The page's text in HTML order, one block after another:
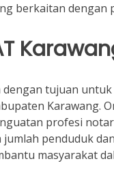
berkaitan
tujuan
Karawang.
profesi
penduduk
masyarakat